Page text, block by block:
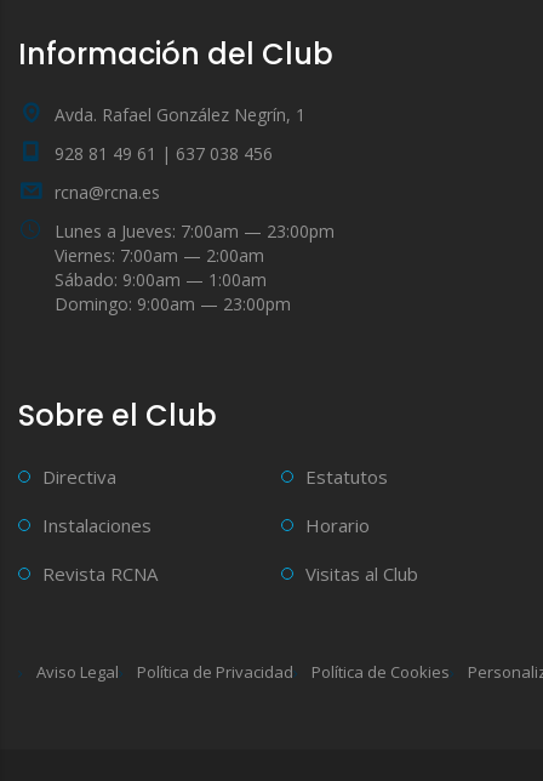
Información del Club
Avda. Rafael González Negrín, 1
928 81 49 61 | 637 038 456
rcna@rcna.es
Lunes a Jueves: 7:00am — 23:00pm
Viernes: 7:00am — 2:00am
Sábado: 9:00am — 1:00am
Domingo: 9:00am — 23:00pm
Sobre el Club
Directiva
Estatutos
Instalaciones
Horario
Revista RCNA
Visitas al Club
Aviso Legal Política de Privacidad Política de Cookies